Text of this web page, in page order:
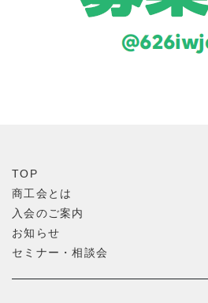
TOP
商工会とは
入会のご案内
お知らせ
セミナー・相談会